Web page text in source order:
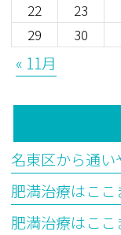
22
23
29
30
« 11月